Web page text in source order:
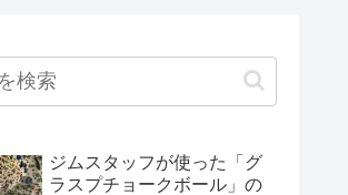
ジムスタッフが使った「グ
ラスプチョークボール」の